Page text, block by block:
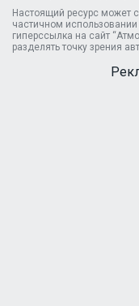
Настоящий ресурс может
частичном
гиперссылка на сайт
разделять точку зрения